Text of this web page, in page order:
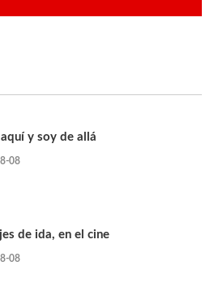
y soy de allá
08
de ida, en el cine
08